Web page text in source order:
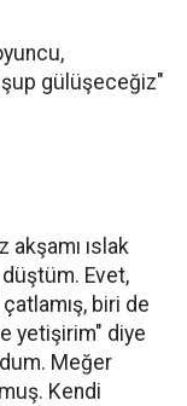
gülüşeceğiz"
akşamı ıslak
düştüm. Evet,
biri de
yetişirim" diye
Meğer
Kendi